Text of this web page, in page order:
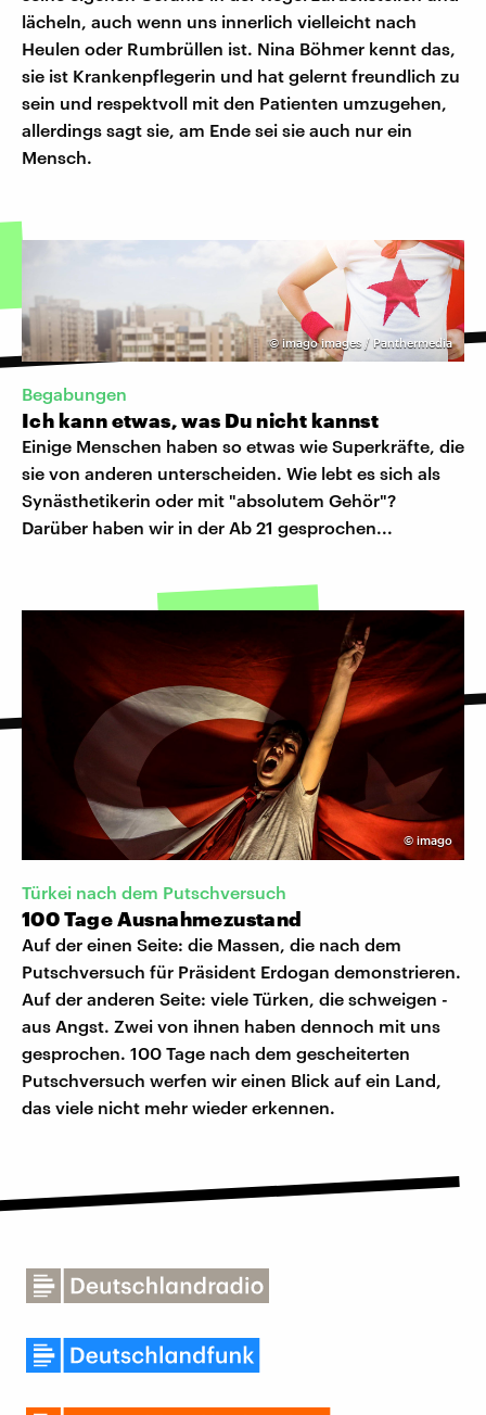
lächeln, auch wenn uns innerlich vielleicht nach
Heulen oder Rumbrüllen ist. Nina Böhmer kennt das,
sie ist Krankenpflegerin und hat gelernt freundlich zu
sein und respektvoll mit den Patienten umzugehen,
allerdings sagt sie, am Ende sei sie auch nur ein
Mensch.
©imago images / Panthermedia
Begabungen
Ich kann etwas, was Du nicht kannst
Einige Menschen haben so etwas wie Superkräfte, die
sie von anderen unterscheiden. Wie lebt es sich als
Synästhetikerin oder mit "absolutem Gehör"?
Darüber haben wir in der Ab 21 gesprochen...
© imago
Türkei nach dem Putschversuch
100 Tage Ausnahmezustand
Auf der einen Seite: die Massen, die nach dem
Putschversuch für Präsident Erdogan demonstrieren.
Auf der anderen Seite: viele Türken, die schweigen -
aus Angst. Zwei von ihnen haben dennoch mit uns
gesprochen. 100 Tage nach dem gescheiterten
Putschversuch werfen wir einen Blick auf ein Land,
das viele nicht mehr wieder erkennen.